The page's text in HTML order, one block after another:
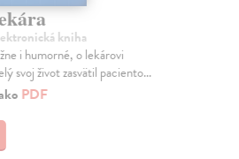
kniha
i humorné, o lekárovi
svoj život zasvätil paciento...
PDF